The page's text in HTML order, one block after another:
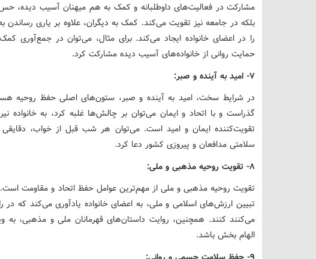
مشارکت در فعالیت‌های داوطلبانه و کمک به هم میهنان آسیب دیده، حس
بلکه در جامعه نیز تقویت می‌کند. کمک به دیگران، علاوه بر یاری رساندن
را در اعضای خانواده ایجاد می‌کند. برای مثال، می‌توان در جمع‌آوری
حمایت روانی از خانواده‌های آسیب دیده مشارکت کرد.
۷- امید به آینده و صبر:
در شرایط سخت، امید به آینده و صبر، ستون‌های اصلی حفظ روحیه
گذراست و با اتحاد و ایمان می‌توان بر چالش‌ها غلبه کرد، به خانواده
تقویت‌کننده ایمان و امید است. می‌توان هر شب قبل از خواب،
سلامتی مدافعان و پیروزی کشور دعا کرد.
۸- تقویت روحیه مذهبی و ملی:
تقویت روحیه مذهبی و ملی از مهم‌ترین عوامل حفظ اتحاد و مقاومت
تبیین ارزش‌های اسلامی و ملی، به اعضای خانواده یادآوری می‌کند که
می‌کنند کنند. همچنین، روایت داستان‌های قهرمانان ملی و مذهبی، به
الهام بخش باشد.